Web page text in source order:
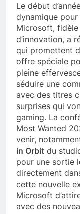
Le début
dynamique
Microsoft, fidèle
d’innovation, a
qui promettent
offre spéciale
pleine
séduire une
avec des titres
surprises qui
gaming. La
Most Wanted
venir,
in Orbit du
pour une sortie
directement
cette nouvelle
Microsoft
avec des